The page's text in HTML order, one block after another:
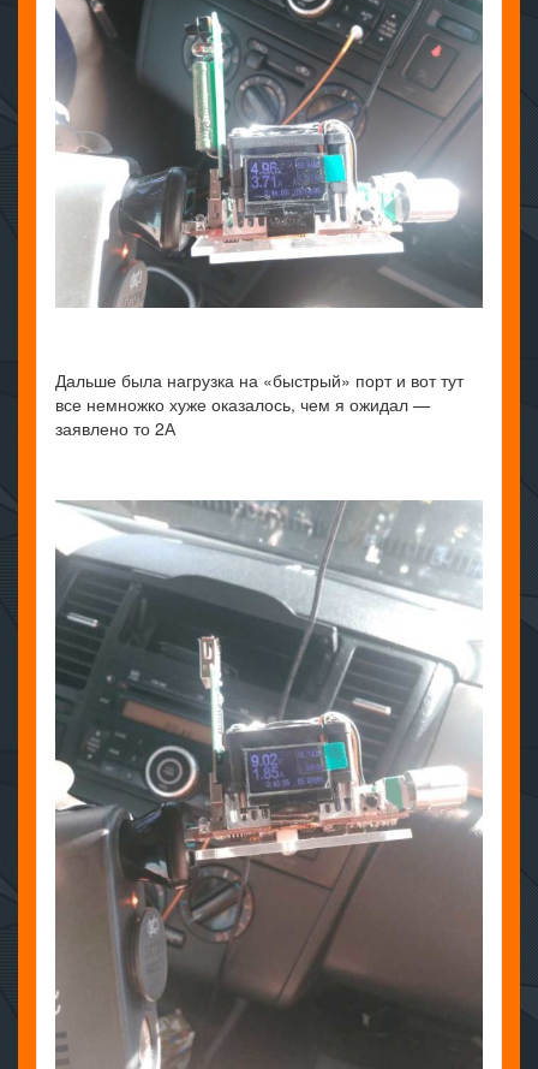
Дальше была нагрузка на «быстрый» порт и вот тут
все немножко хуже оказалось, чем я ожидал —
заявлено то 2А